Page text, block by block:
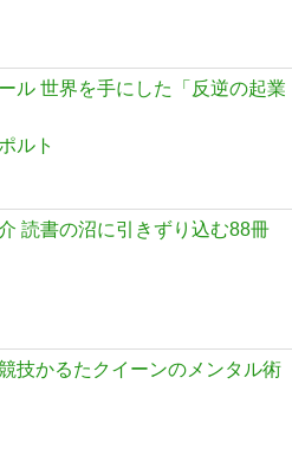
ル 世界を手にした「反逆の起業
ルト
読書の沼に引きずり込む88冊
技かるたクイーンのメンタル術